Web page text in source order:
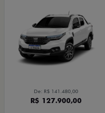
De: R$ 141.480,00
R$ 127.900,00